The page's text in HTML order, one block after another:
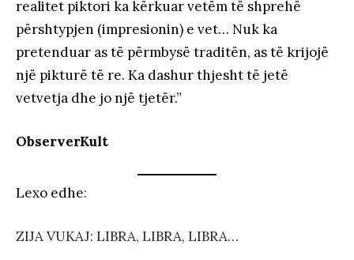
realitet piktori ka kërkuar vetëm të shprehë
përshtypjen (impresionin) e vet… Nuk ka
pretenduar as të përmbysë traditën, as të krijojë
një pikturë të re. Ka dashur thjesht të jetë
vetvetja dhe jo një tjetër.”
ObserverKult
Lexo edhe:
ZIJA VUKAJ: LIBRA, LIBRA, LIBRA…